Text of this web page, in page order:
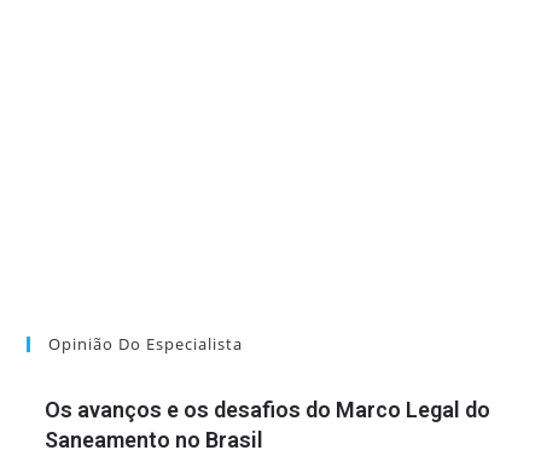
Opinião Do Especialista
Os avanços e os desafios do Marco Legal do
Saneamento no Brasil